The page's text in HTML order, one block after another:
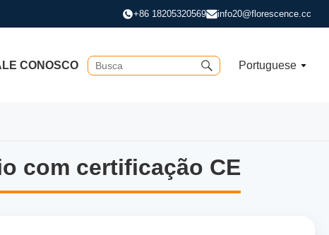
+86 18205320569 info20@florescence.cc
CONOSCO Portuguese
com certificação CE
com certificação CE